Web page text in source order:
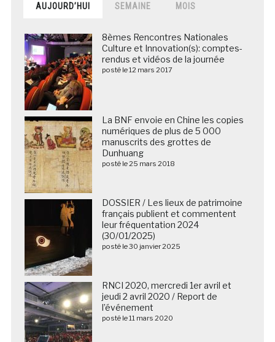
AUJOURD’HUI SEMAINE MOIS
8èmes Rencontres Nationales
Culture et Innovation(s): comptes-
rendus et vidéos de la journée
posté le 12 mars 2017
La BNF envoie en Chine les copies
numériques de plus de 5 000
manuscrits des grottes de
Dunhuang
posté le 25 mars 2018
DOSSIER / Les lieux de patrimoine
français publient et commentent
leur fréquentation 2024
(30/01/2025)
posté le 30 janvier 2025
RNCI 2020, mercredi 1er avril et
jeudi 2 avril 2020 / Report de
l’événement
posté le 11 mars 2020